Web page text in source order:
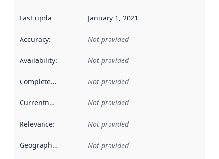
Last updated January 1, 2021
Accuracy: Not provided
Availability: Not provided
Completeness Not provided
Currentness Not provided
Relevance: Not provided
Geographical scope Not provided